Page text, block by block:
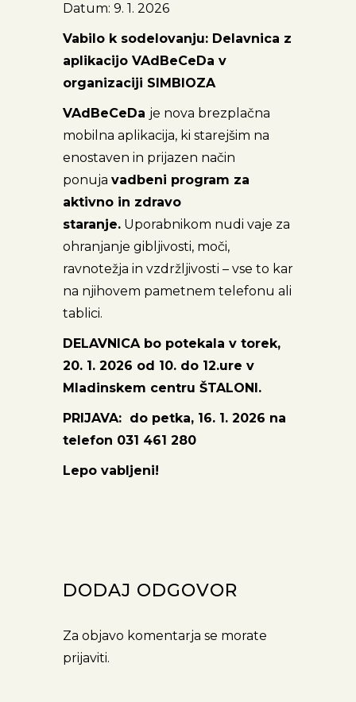
Datum: 9. 1. 2026
Vabilo k sodelovanju: Delavnica z
aplikacijo VAdBeCeDa v
organizaciji SIMBIOZA
VAdBeCeDa je nova brezplačna
mobilna aplikacija, ki starejšim na
enostaven in prijazen način
ponuja vadbeni program za
aktivno in zdravo
staranje. Uporabnikom nudi vaje za
ohranjanje gibljivosti, moči,
ravnotežja in vzdržljivosti – vse to kar
na njihovem pametnem telefonu ali
tablici.
DELAVNICA bo potekala v torek,
20. 1. 2026 od 10. do 12.ure v
Mladinskem centru ŠTALONI.
PRIJAVA: do petka, 16. 1. 2026 na
telefon 031 461 280
Lepo vabljeni!
DODAJ ODGOVOR
Za objavo komentarja se morate
prijaviti.